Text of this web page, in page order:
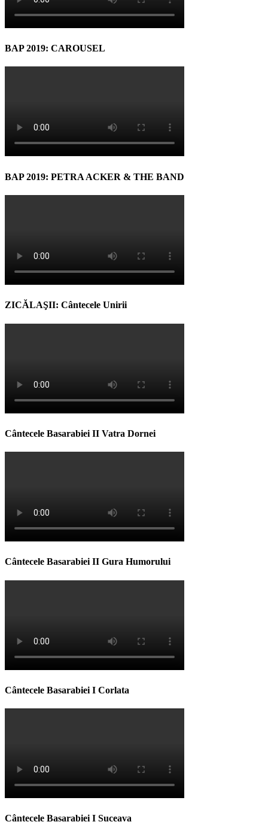
BAP 2019: CAROUSEL
BAP 2019: PETRA ACKER & THE BAND
ZICĂLAŞII: Cântecele Unirii
Cântecele Basarabiei II Vatra Dornei
Cântecele Basarabiei II Gura Humorului
Cântecele Basarabiei I Corlata
Cântecele Basarabiei I Suceava